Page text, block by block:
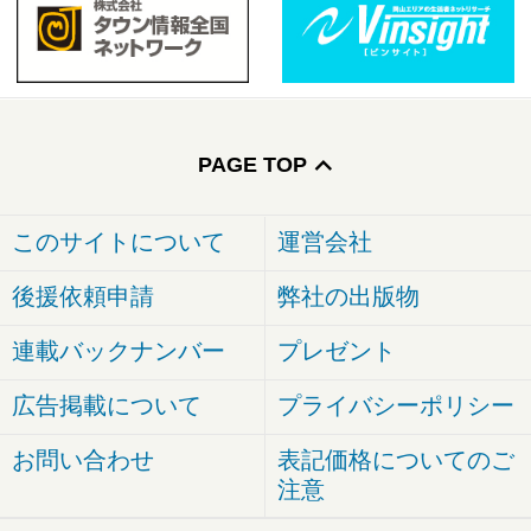
PAGE TOP
このサイトについて 運営会社
後援依頼申請 弊社の出版物
連載バックナンバー プレゼント
広告掲載について プライバシーポリシー
お問い合わせ
表記価格についてのご
注意